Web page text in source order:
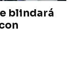
blindará